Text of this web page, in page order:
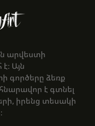
արվեստի
Այն
գործերը ձեռք
է գտնել
իրենց տեսակի